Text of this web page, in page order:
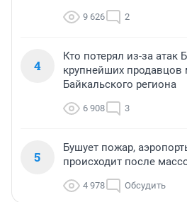
9 626 2
4
Кто потерял из-за атак
крупнейших продавцов
Байкальского региона
6 908 3
5
Бушует пожар,
происходит после
4 978 Обсудить